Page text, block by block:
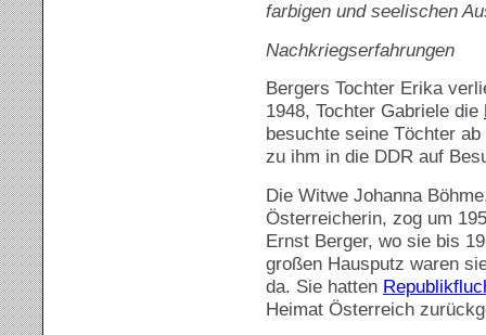
farbigen und seelischen
Nachkriegserfahrungen
Bergers Tochter Erika
1948, Tochter Gabriele die
besuchte seine Töchter
zu ihm in die DDR auf
Die Witwe Johanna
Österreicherin, zog um
Ernst Berger, wo sie bis
großen Hausputz waren
da. Sie hatten
Heimat Österreich